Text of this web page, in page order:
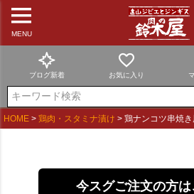
MENU
ブログ新着 お気に入り
HOME 鶏肉・スタミナ漬け 鶏ナンコツ串焼
今スグご注文の方